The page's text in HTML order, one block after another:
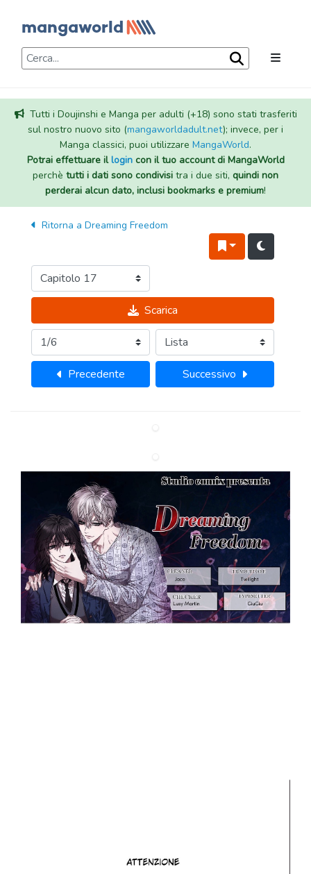
Tutti i Doujinshi e Manga per adulti (+18) sono stati trasferiti
sul nostro nuovo sito (mangaworldadult.net); invece, per i
Manga classici, puoi utilizzare MangaWorld.
Potrai effettuare illogincon il tuo account di MangaWorld
perchè tutti i dati sono condivisi tra i due siti, quindi non
perderai alcun dato, inclusi bookmarks e premium!
Ritorna a Dreaming Freedom
Scarica
Precedente Successivo